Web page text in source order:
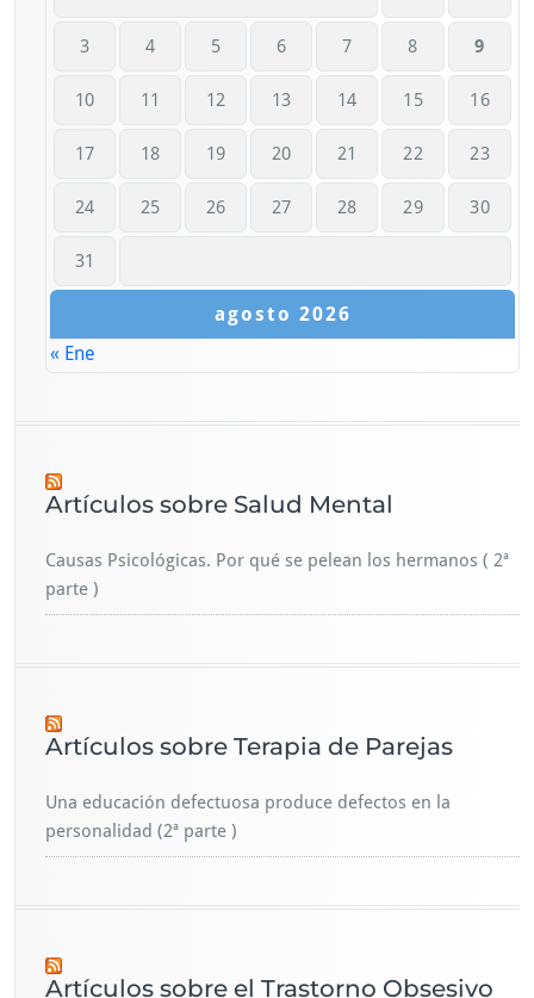
agosto 2026
3 4 5 6 7 8 9
10 11 12 13 14 15 16
17 18 19 20 21 22 23
24 25 26 27 28 29 30
31
« Ene
Artículos sobre Salud Mental
Causas Psicológicas. Por qué se pelean los hermanos ( 2ª
parte )
Artículos sobre Terapia de Parejas
Una educación defectuosa produce defectos en la
personalidad (2ª parte )
Artículos sobre el Trastorno Obsesivo